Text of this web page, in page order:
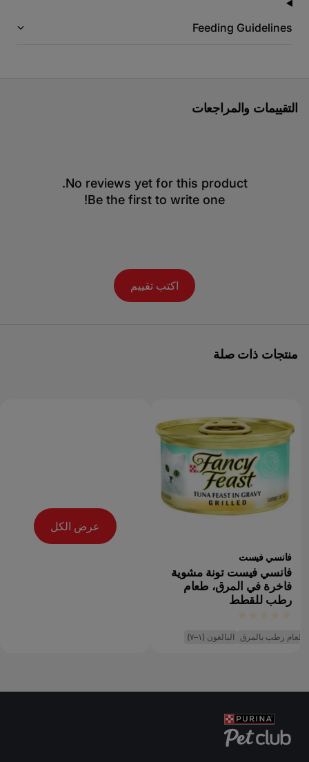
Feeding Guidelines
التقييمات والمراجعات
No reviews yet for this product.
Be the first to write one!
اكتب تقييم
منتجات ذات صلة
فانسي فيست
فانسي فيست تونة مشوية
فاخرة في المرق، طعام
رطب للقطط
طعام رطب بالمرق البالغون (١–٧)
عرض الكل